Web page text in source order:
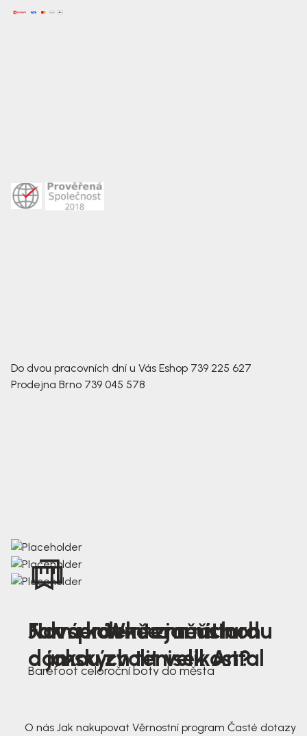
Do dvou pracovních dní u Vás Eshop 739 225 627
Prodejna Brno 739 045 578
Nová kolekce jarních
dámských tenisek Antal
Jak správně změřit nohu
a jakou zvolit velikost?
Farmer Winter mustard
Barefoot celoroční boty do města
O nás Jak nakupovat Věrnostní program Časté dotazy